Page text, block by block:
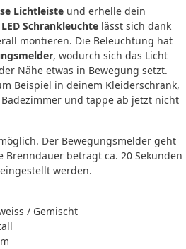
Lichtleiste und erhelle dein
LED Schrankleuchte lässt sich dank
montieren. Die Beleuchtung hat
, wodurch sich das Licht
Nähe etwas in Bewegung setzt.
Beispiel in deinem Kleiderschrank,
und tappe ab jetzt nicht
Der Bewegungsmelder geht
Brenndauer beträgt ca. 20 Sekunden
werden.
/ Gemischt